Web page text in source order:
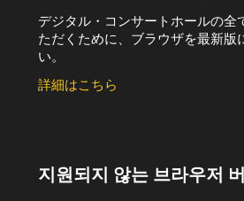
デジタル・コンサートホールの全
ただくために、ブラウザを最新版
い。
詳細はこちら
지원되지 않는 브라우저